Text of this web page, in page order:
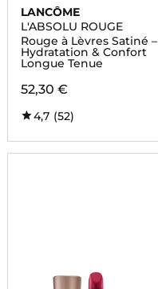
LANCÔME
L'ABSOLU ROUGE
Rouge à Lèvres Satiné –
Hydratation & Confort
Longue Tenue
52,30 €
4,7 (52)